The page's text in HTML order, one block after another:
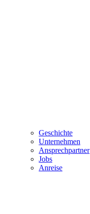
Geschichte
Unternehmen
Ansprechpartner
Jobs
Anreise